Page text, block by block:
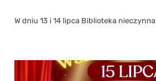
W dniu 13 i 14 lipca Biblioteka nieczynna